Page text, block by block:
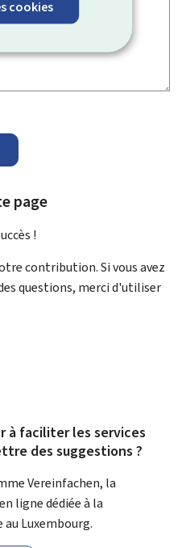
cookies
page
!
contribution. Si vous avez
questions, merci d'utiliser
à faciliter les services
des suggestions ?
Vereinfachen, la
ligne dédiée à la
Luxembourg.